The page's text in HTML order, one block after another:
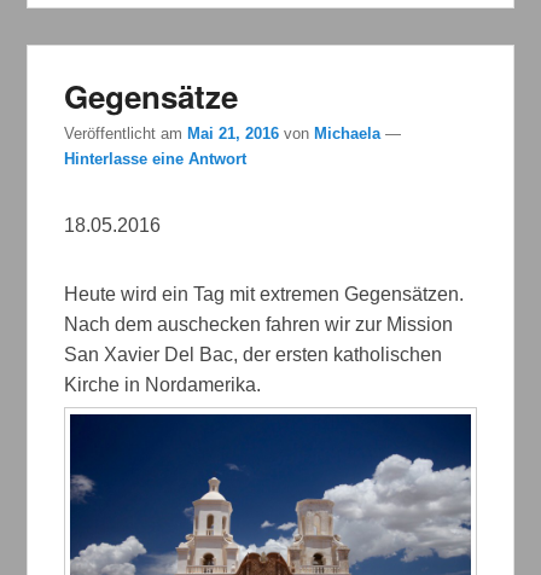
Gegensätze
Veröffentlicht am Mai 21, 2016 von Michaela —
Hinterlasse eine Antwort
18.05.2016
Heute wird ein Tag mit extremen Gegensätzen.
Nach dem auschecken fahren wir zur Mission
San Xavier Del Bac, der ersten katholischen
Kirche in Nordamerika.